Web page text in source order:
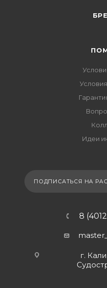
Идеи
ПОДПИСАТЬСЯ НА
8
г.